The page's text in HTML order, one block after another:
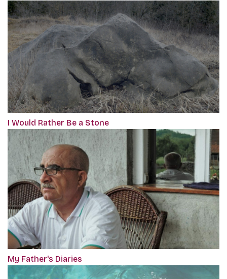
I Would Rather Be a Stone
My Father's Diaries